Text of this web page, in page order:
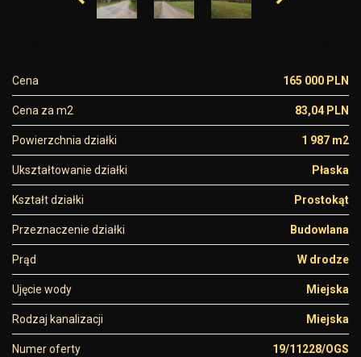
Cena 165 000 PLN
Cena za m2 83,04 PLN
Powierzchnia działki 1 987 m2
Ukształtowanie działki Płaska
Kształt działki Prostokąt
Przeznaczenie działki Budowlana
Prąd W drodze
Ujęcie wody Miejska
Rodzaj kanalizacji Miejska
Numer oferty 19/11228/OGS